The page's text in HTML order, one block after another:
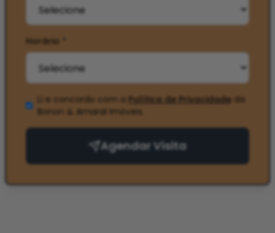
Horário *
Li e concordo com a Política de Privacidadeda
Bonon & Amaral Imóveis
Agendar Visita